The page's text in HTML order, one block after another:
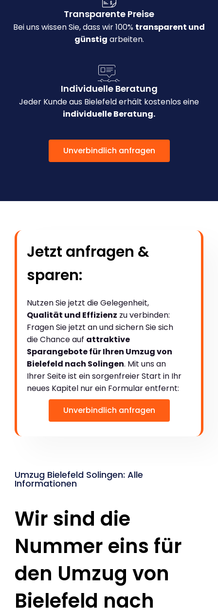
Transparente Preise
Bei uns wissen Sie, dass wir 100% transparent und
günstig arbeiten.
Individuelle Beratung
Jeder Kunde aus Bielefeld erhält kostenlos eine
individuelle Beratung.
Unverbindlich anfragen
Jetzt anfragen &
sparen:
Nutzen Sie jetzt die Gelegenheit,
Qualität und Effizienz zu verbinden:
Fragen Sie jetzt an und sichern Sie sich
die Chance auf attraktive
Sparangebote für Ihren Umzug von
Bielefeld nach Solingen. Mit uns an
Ihrer Seite ist ein sorgenfreier Start in Ihr
neues Kapitel nur ein Formular entfernt:
Unverbindlich anfragen
Umzug Bielefeld Solingen: Alle
Informationen
Wir sind die
Nummer eins für
den Umzug von
Bielefeld nach